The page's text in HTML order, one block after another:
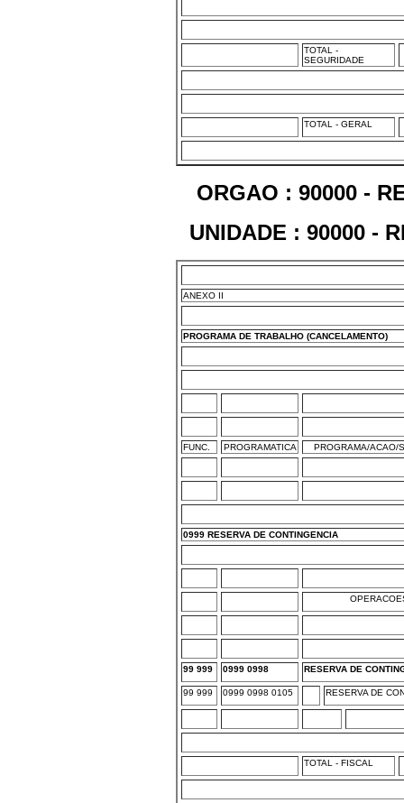
TOTAL -
SEGURIDADE
TOTAL - GERAL
ORGAO : 90000 -
UNIDADE : 90000 -
ANEXO II
PROGRAMA DE TRABALHO (CANCELAMENTO)
FUNC. PROGRAMATICA PROGRAMA/ACAO/
0999 RESERVA DE CONTINGENCIA
99 999 0999 0998 RESERVA DE
99 999 0999 0998 0105 RESERVA DE
TOTAL - FISCAL